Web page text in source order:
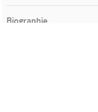
Biographie